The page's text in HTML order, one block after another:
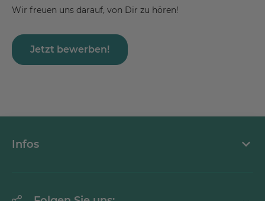
Wir freuen uns darauf, von Dir zu hören!
Jetzt bewerben!
Infos